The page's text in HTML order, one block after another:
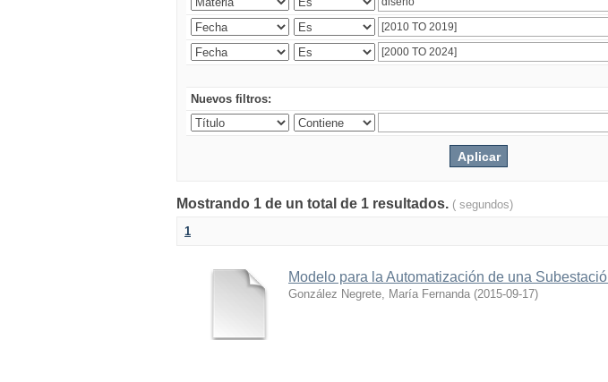
Nuevos filtros:
Mostrando 1 de un total de 1 resultados. ( segundos)
1
Modelo para la Automatización de una
González Negrete, María Fernanda (2015-09-17)